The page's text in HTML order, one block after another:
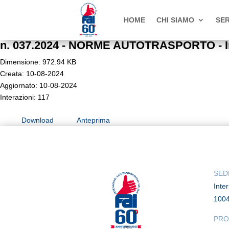
HOME CHI SIAMO
n. 037.2024 - NORME AUTOTRASPORTO
Dimensione: 972.94 KB
Creata: 10-08-2024
Aggiornato: 10-08-2024
Interazioni: 117
Download Anteprima